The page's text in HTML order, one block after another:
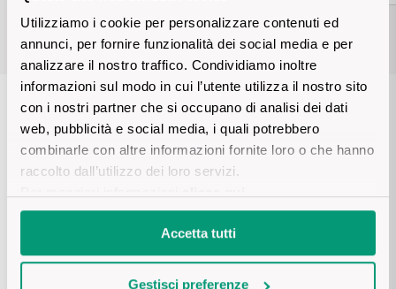
Utilizziamo i cookie per personalizzare contenuti ed
annunci, per fornire funzionalità dei social media e per
analizzare il nostro traffico. Condividiamo inoltre
informazioni sul modo in cui l’utente utilizza il nostro sito
con i nostri partner che si occupano di analisi dei dati
web, pubblicità e social media, i quali potrebbero
combinarle con altre informazioni fornite loro o che hanno
raccolto dall’utilizzo dei loro servizi.
Accetta tutti
Gestisci preferenze
Puglia
Sicilia
Toscana
Trentino
Umbria
PROVENIENZA
Vini Lucani
Vini Emiliani
LA CANTINA
Re Manfredi
Scopri la cantina